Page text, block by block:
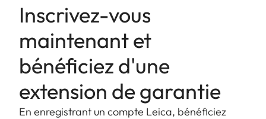
Inscrivez-vous
maintenant et
bénéficiez d'une
extension de garantie
En enregistrant un compte Leica, bénéficiez